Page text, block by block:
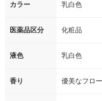
カラー 乳白色
医薬品区分 化粧品
液色 乳白色
香り 優美なフロ